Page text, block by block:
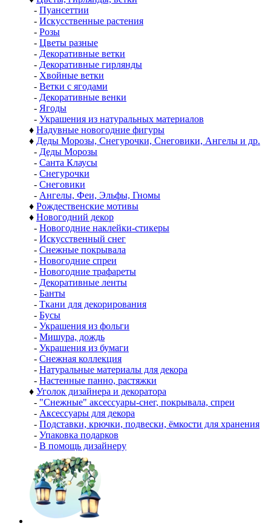
- Пуансеттии
- Искусственные растения
- Розы
- Цветы разные
- Декоративные ветки
- Декоративные гирлянды
- Хвойные ветки
- Ветки с ягодами
- Декоративные венки
- Ягоды
- Украшения из натуральных материалов
♦ Надувные новогодние фигуры
♦ Деды Морозы, Снегурочки, Снеговики, Ангелы и др.
- Деды Морозы
- Санта Клаусы
- Снегурочки
- Снеговики
- Ангелы, Феи, Эльфы, Гномы
♦ Рождественские мотивы
♦ Новогодний декор
- Новогодние наклейки-стикеры
- Искусственный снег
- Снежные покрывала
- Новогодние спреи
- Новогодние трафареты
- Декоративные ленты
- Банты
- Ткани для декорирования
- Бусы
- Украшения из фольги
- Мишура, дождь
- Украшения из бумаги
- Снежная коллекция
- Натуральные материалы для декора
- Настенные панно, растяжки
♦ Уголок дизайнера и декоратора
- "Снежные" аксессуары-снег, покрывала, спреи
- Аксессуары для декора
- Подставки, крючки, подвески, ёмкости для хранения
- Упаковка подарков
- В помощь дизайнеру